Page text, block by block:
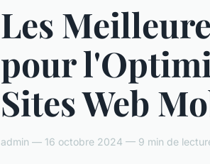
Les
pour
Sites Web
admin — 16 octobre 2024 — 9 min de